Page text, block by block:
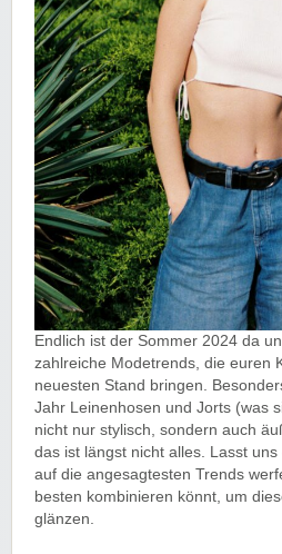
Endlich ist der Sommer 2024 da
zahlreiche Modetrends, die euren
neuesten Stand bringen.
Jahr Leinenhosen und Jorts (was
nicht nur stylisch, sondern auch
das ist längst nicht alles. Lasst
auf die angesagtesten Trends
besten kombinieren könnt, um
glänzen.